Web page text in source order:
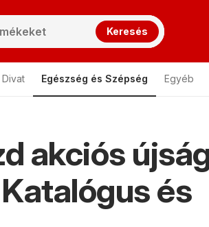
Keresés
Egészség és Szépség Egyéb
akciós
és